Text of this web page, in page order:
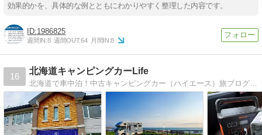
効果的かを、具体的な例とともにわかりやすく整理した内容です。
1986825
週間IN:8 週間OUT:64 月間IN:8
16
北海道キャンピングカーLife
北海道で車中泊！中古キャンピングカー（ハイエース）旅ブログ。中古で購入した、RVランド製バンコンで、休日に北海道旅を楽しむ夫婦。道の駅、車中泊スポット、おすすめコース、簡単DIYも。